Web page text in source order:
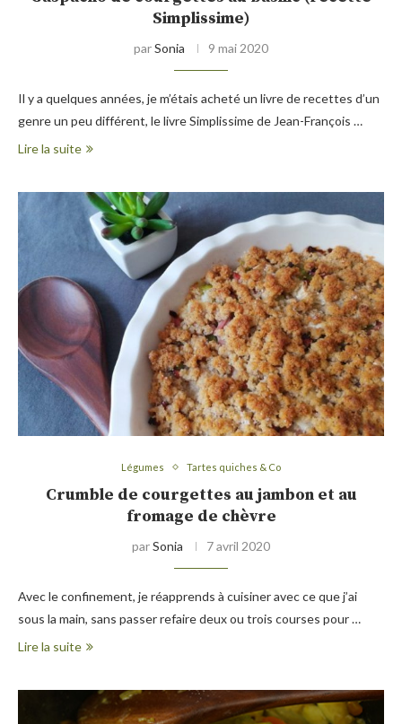
Simplissime)
parSonia 9 mai 2020
Il y a quelques années, je m’étais acheté un livre de recettes d’un
genre un peu différent, le livre Simplissime de Jean-François …
Lire la suite
Légumes Tartes quiches & Co
Crumble de courgettes au jambon et au
fromage de chèvre
parSonia 7 avril 2020
Avec le confinement, je réapprends à cuisiner avec ce que j’ai
sous la main, sans passer refaire deux ou trois courses pour …
Lire la suite